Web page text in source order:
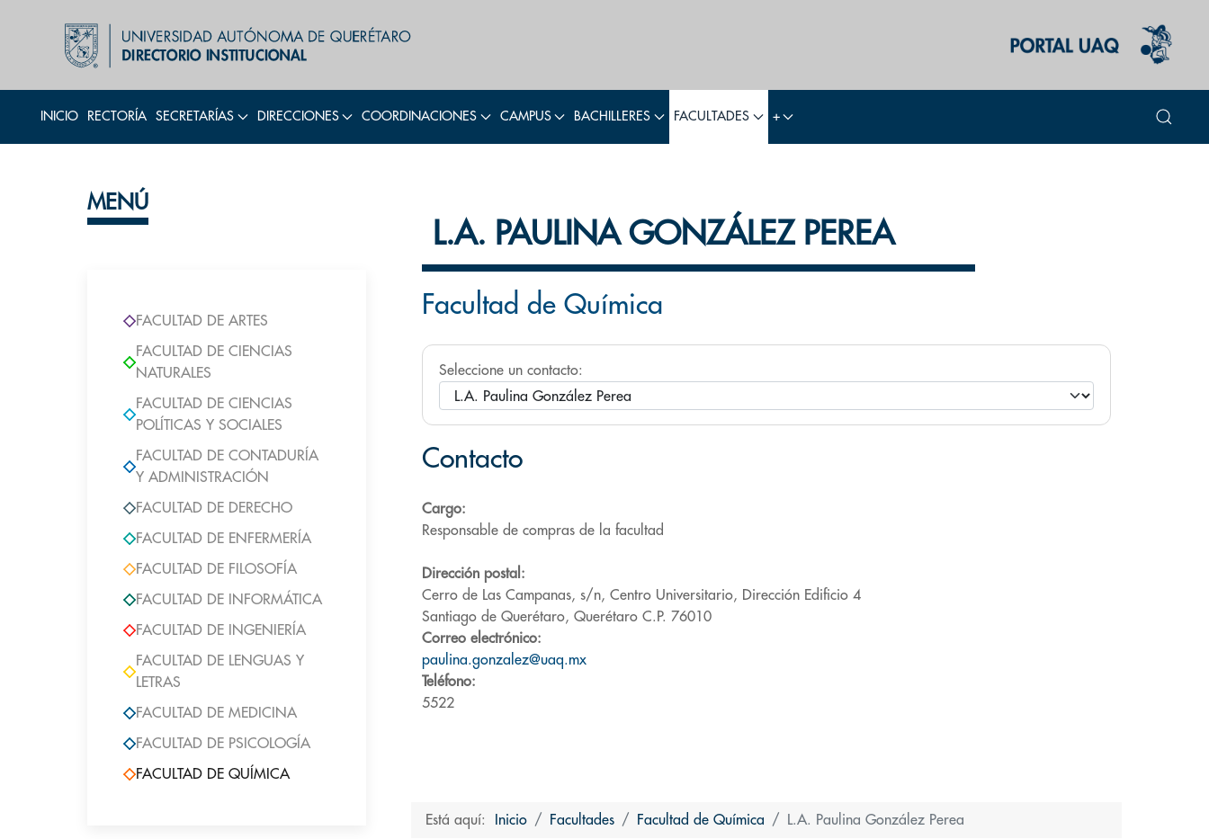
INICIO RECTORÍA SECRETARÍAS DIRECCIONES COORDINACIONES CAMPUS BACHILLERES FACULTADES +
MENÚ
FACULTAD DE ARTES
FACULTAD DE CIENCIAS
NATURALES
FACULTAD DE CIENCIAS
POLÍTICAS Y SOCIALES
FACULTAD DE CONTADURÍA
Y ADMINISTRACIÓN
FACULTAD DE DERECHO
FACULTAD DE ENFERMERÍA
FACULTAD DE FILOSOFÍA
FACULTAD DE INFORMÁTICA
FACULTAD DE INGENIERÍA
FACULTAD DE LENGUAS Y
LETRAS
FACULTAD DE MEDICINA
FACULTAD DE PSICOLOGÍA
FACULTAD DE QUÍMICA
L.A. PAULINA GONZÁLEZ PEREA
Facultad de Química
Seleccione un contacto:
Contacto
Cargo:
Responsable de compras de la facultad
Dirección postal:
Cerro de Las Campanas, s/n, Centro Universitario, Dirección Edificio 4
Santiago de Querétaro, Querétaro C.P. 76010
Correo electrónico:
paulina.gonzalez@uaq.mx
Teléfono:
5522
Está aquí: Inicio Facultades Facultad de Química L.A. Paulina González Perea